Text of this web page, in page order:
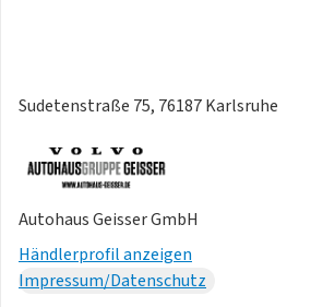
Sudetenstraße 75, 76187 Karlsruhe
Autohaus Geisser GmbH
Händlerprofil anzeigen
Impressum/Datenschutz